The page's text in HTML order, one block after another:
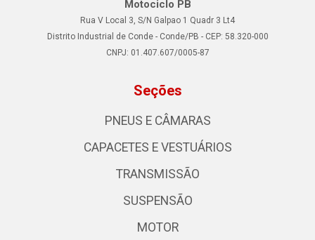
Motociclo PB
Rua V Local 3, S/N Galpao 1 Quadr 3 Lt4
Distrito Industrial de Conde - Conde/PB - CEP: 58.320-000
CNPJ: 01.407.607/0005-87
Seções
PNEUS E CÂMARAS
CAPACETES E VESTUÁRIOS
TRANSMISSÃO
SUSPENSÃO
MOTOR